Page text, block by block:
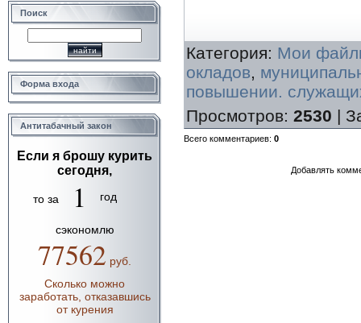
Поиск
Форма входа
Антитабачный закон
Если я брошу курить
сегодня,
то за 1 год
сэкономлю
77562 руб.
Сколько можно
заработать, отказавшись
от курения
Категория: Мои
окладов,
повышении.
Просмотров: 2530 |
Всего комментариев: 0
Добавлять